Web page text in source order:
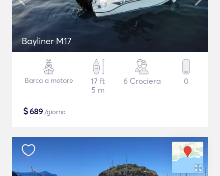
Bayliner M17
Barca a motore
17 ft
5 m
6 Crociera 0
$689 /giorno